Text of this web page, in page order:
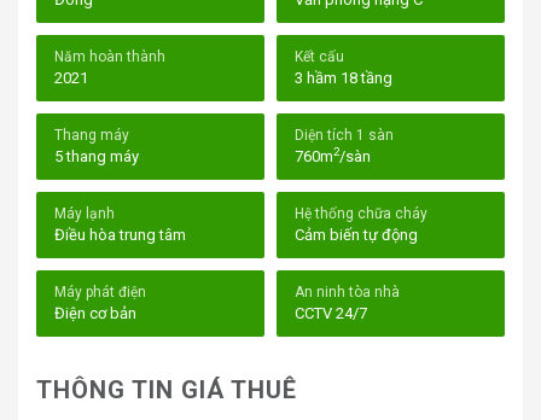
Tòa nhà văn phòng Pearl 5 Center Quận 3
Dù bạn là một startup, một doanh nghiệp vừa và nhỏ hay
một công ty lớn, Pearl 5 Center đều cung cấp các giải
pháp không gian làm việc linh hoạt, đầy đủ dịch vụ, giúp
bạn tiết kiệm chi phí và tối ưu hóa hiệu quả công việc.
Đặc biệt, các tiện ích tại Pearl 5 Center còn giúp bạn
phát triển mối quan hệ với các đối tác, nâng cao hình ảnh
doanh nghiệp và tạo dựng một môi trường làm việc
Năm hoàn thành
2021
Kết cấu
3 hầm 18 tầng
Thang máy
5 thang máy
Diện tích 1 sàn
760m2/sàn
Máy lạnh
Điều hòa trung tâm
Hệ thống chữa cháy
Cảm biến tự động
Máy phát điện
Điện cơ bản
An ninh tòa nhà
CCTV 24/7
THÔNG TIN GIÁ THUÊ